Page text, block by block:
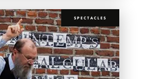
SPECTACLES